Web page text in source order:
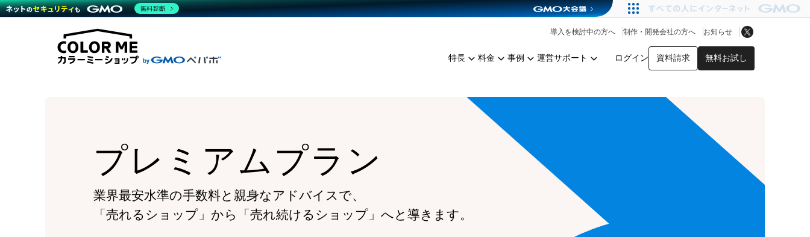
特長 料金 事例 運営サポート ログイン 資料請求 無料お試し
導入を検討中の方へ 制作・開発会社の方へ お知らせ
商材一覧を見る
機能一覧を見る
WordPress導入
顧客ロイヤリティを向上
モバイルアプリ
複数店舗との連携
雑貨販売 アプリストア
料金
プラン・料金一覧を見る
料金シミュレーション
事例
運営サポート
サポート一覧を見る
コミュニティイベントCarty
YouTubeチャンネル
プレミアムプラン
業界最安水準の手数料と親身なアドバイスで、
「売れるショップ」から「売れ続けるショップ」へと導きます。
無料診断